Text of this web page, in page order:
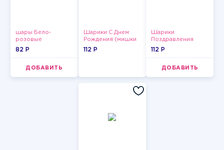
шары Бело-
розовые
пастельные
82 P
ДОБАВИТЬ
Шарики С Днем
Рождения (мишки
и тортики)
112 P
Шарики
Поздравления
112 P
ДОБАВИТЬ